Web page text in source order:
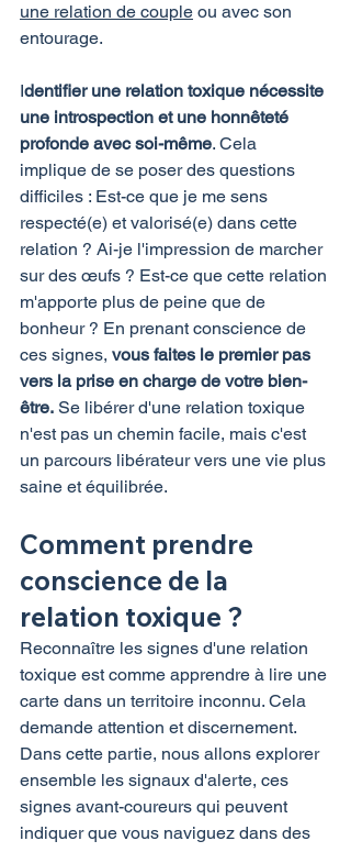
une relation de couple ou avec son
entourage.
Identifier une relation toxique nécessite
une introspection et une honnêteté
profonde avec soi-même. Cela
implique de se poser des questions
difficiles : Est-ce que je me sens
respecté(e) et valorisé(e) dans cette
relation ? Ai-je l'impression de marcher
sur des œufs ? Est-ce que cette relation
m'apporte plus de peine que de
bonheur ? En prenant conscience de
ces signes, vous faites le premier pas
vers la prise en charge de votre bien-
être. Se libérer d'une relation toxique
n'est pas un chemin facile, mais c'est
un parcours libérateur vers une vie plus
saine et équilibrée.
Comment prendre
conscience de la
relation toxique ?
Reconnaître les signes d'une relation
toxique est comme apprendre à lire une
carte dans un territoire inconnu. Cela
demande attention et discernement.
Dans cette partie, nous allons explorer
ensemble les signaux d'alerte, ces
signes avant-coureurs qui peuvent
indiquer que vous naviguez dans des